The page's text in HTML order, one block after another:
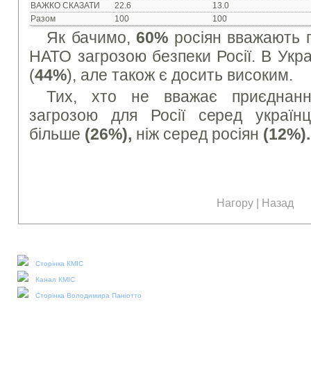
ВАЖКО СКАЗАТИ
22.6
13.0
Разом
100 100
Як бачимо,60% росіян вважають
НАТО загрозою безпеки Росії. В
(44%), але також є досить високим.
Тих, хто не вважає
загрозою для Росії серед
більше (26%), ніж серед росіян (12%).
Нагору | Назад
Сторінка КМІС
Канал КМІС
Сторінка Володимира Паніотто